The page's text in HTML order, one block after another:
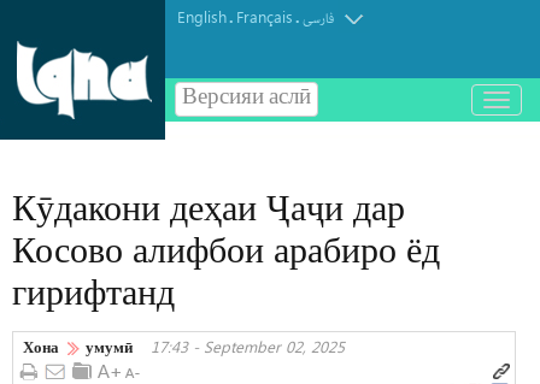
English. Français.فارسی
Версияи аслӣ
باز
و
Кӯдакони деҳаи Ҷаҷи дар
Косово алифбои арабиро ёд
гирифтанд
Хона умумӣ 17:43 - September 02, 2025